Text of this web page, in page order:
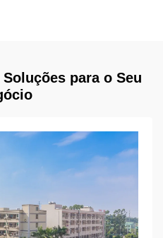
para o Seu